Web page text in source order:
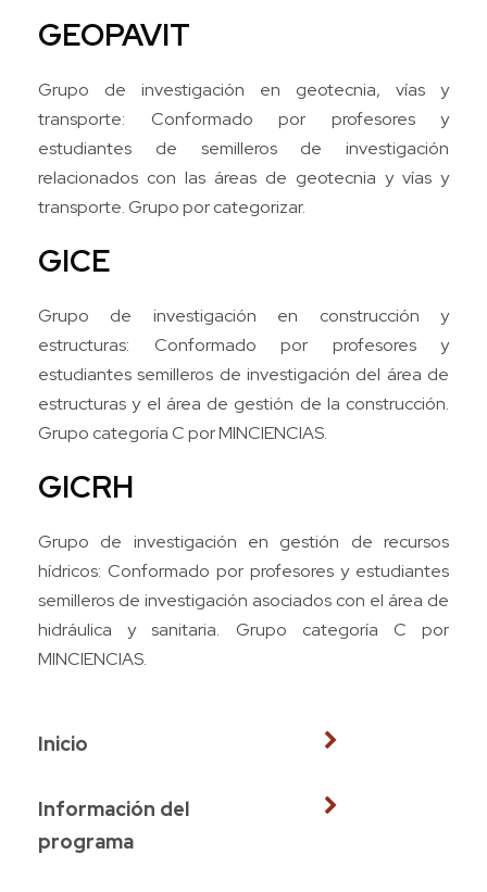
GEOPAVIT
Grupo de investigación en geotecnia, vías y
transporte: Conformado por profesores y
estudiantes de semilleros de investigación
relacionados con las áreas de geotecnia y vías y
transporte. Grupo por categorizar.
GICE
Grupo de investigación en construcción y
estructuras: Conformado por profesores y
estudiantes semilleros de investigación del área de
estructuras y el área de gestión de la construcción.
Grupo categoría C por MINCIENCIAS.
GICRH
Grupo de investigación en gestión de recursos
hídricos: Conformado por profesores y estudiantes
semilleros de investigación asociados con el área de
hidráulica y sanitaria. Grupo categoría C por
MINCIENCIAS.
Inicio
Información del
programa